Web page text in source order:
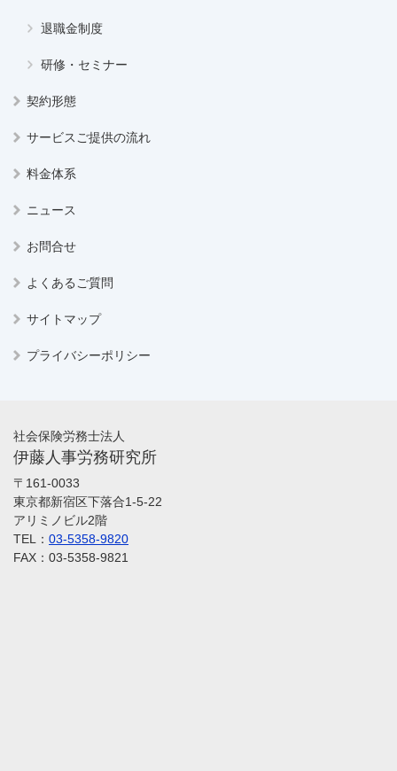
退職金制度
研修・セミナー
契約形態
サービスご提供の流れ
料金体系
ニュース
お問合せ
よくあるご質問
サイトマップ
プライバシーポリシー
社会保険労務士法人
伊藤人事労務研究所
〒161-0033
東京都新宿区下落合1-5-22
アリミノビル2階
TEL： 03-5358-9820
FAX：03-5358-9821